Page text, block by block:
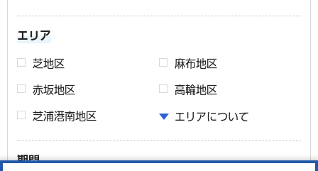
エリア
芝地区 麻布地区
赤坂地区 高輪地区
芝浦港南地区 エリアについて
期間